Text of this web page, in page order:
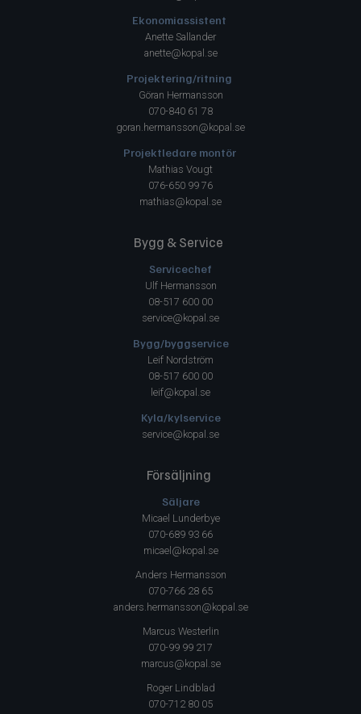
Ekonomiassistent
Anette Sallander
anette@kopal.se
Projektering/ritning
Göran Hermansson
070-840 61 78
goran.hermansson@kopal.se
Projektledare montör
Mathias Vougt
076-650 99 76
mathias@kopal.se
Bygg & Service
Servicechef
Ulf Hermansson
08-517 600 00
service@kopal.se
Bygg/byggservice
Leif Nordström
08-517 600 00
leif@kopal.se
Kyla/kylservice
service@kopal.se
Försäljning
Säljare
Micael Lunderbye
070-689 93 66
micael@kopal.se
Anders Hermansson
070-766 28 65
anders.hermansson@kopal.se
Marcus Westerlin
070-99 99 217
marcus@kopal.se
Roger Lindblad
070-712 80 05